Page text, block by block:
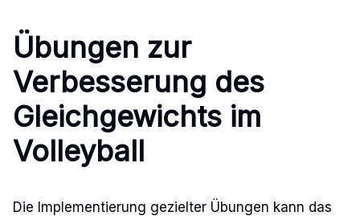
Übungen zur
Verbesserung des
Gleichgewichts im
Volleyball
Die Implementierung gezielter Übungen kann das